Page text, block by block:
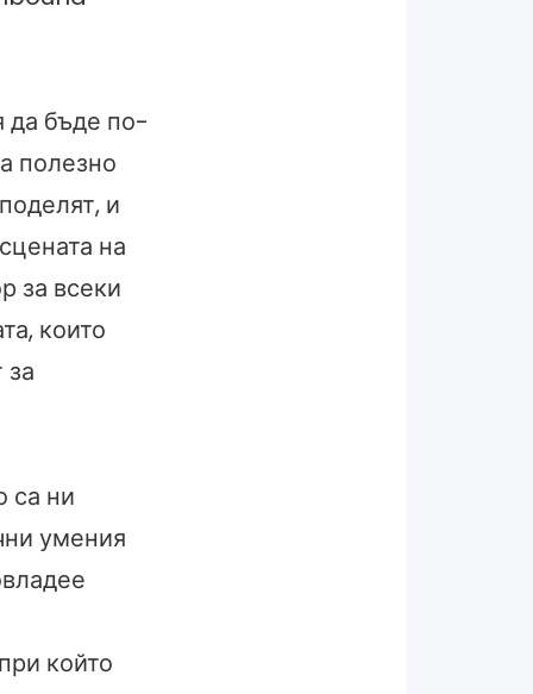
да бъде по-
полезно
и
на
за всеки
които
са ни
умения
който